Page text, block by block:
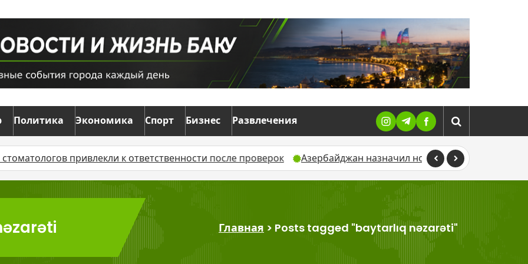
Политика Экономика Спорт Бизнес Развлечения
привлекли к ответственности после проверок Азербайджан назначил новых послов в Эстонии,
Главная > Posts tagged "baytarlıq nəzarəti"